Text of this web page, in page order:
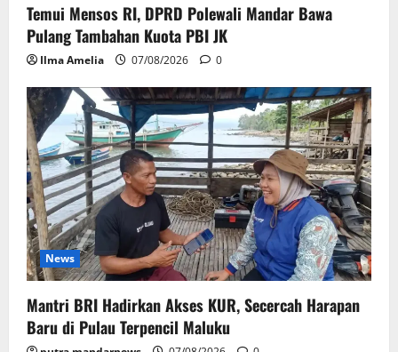
Temui Mensos RI, DPRD Polewali Mandar Bawa
Pulang Tambahan Kuota PBI JK
Ilma Amelia 07/08/2026 0
News
Mantri BRI Hadirkan Akses KUR, Secercah Harapan
Baru di Pulau Terpencil Maluku